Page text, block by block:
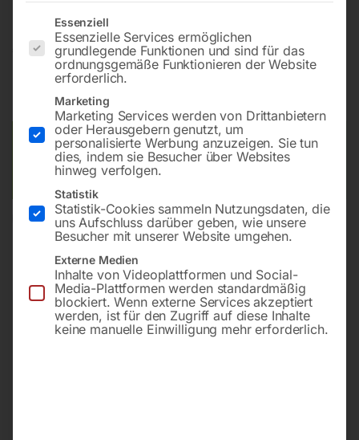
2.100,00
inkl. MwSt. zzgl.Versandkosten
Lieferzeit:Versandbereit in KW 36/2026
Versandkosten Standard (Österreich):€40,00
Bitte beachten Sie: Die Versandkosten gelten für Österreich.
Andere Länder können abweichen.
In den Warenkorb
Sie haben Fragen zu diesem
Artikel?
Gerne helfen wir Ihnen weiter.
Es folgt eine Liste der Service-Gruppen, für die eine
Essenziell
Essenzielle Services ermöglichen
grundlegende Funktionen und sind für das
ordnungsgemäße Funktionieren der Website
erforderlich.
Marketing
Marketing Services werden von Drittanbietern
oder Herausgebern genutzt, um
personalisierte Werbung anzuzeigen. Sie tun
dies, indem sie Besucher über Websites
hinweg verfolgen.
Statistik
Statistik-Cookies sammeln Nutzungsdaten, die
uns Aufschluss darüber geben, wie unsere
Besucher mit unserer Website umgehen.
Externe Medien
Inhalte von Videoplattformen und Social-
Media-Plattformen werden standardmäßig
blockiert. Wenn externe Services akzeptiert
werden, ist für den Zugriff auf diese Inhalte
keine manuelle Einwilligung mehr erforderlich.